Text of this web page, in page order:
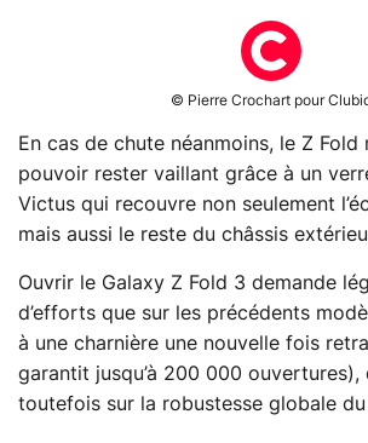
© Pierre Crochart pour
En cas de chute néanmoins, le Z Fold
pouvoir rester vaillant grâce à un
Victus qui recouvre non seulement
mais aussi le reste du châssis
Ouvrir le Galaxy Z Fold 3 demande
d’efforts que sur les précédents
à une charnière une nouvelle fois
garantit jusqu’à 200 000 ouvertures),
toutefois sur la robustesse globale